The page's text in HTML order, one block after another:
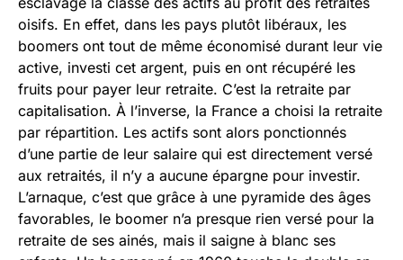
oisifs. En effet, dans les pays plutôt libéraux, les
boomers ont tout de même économisé durant leur vie
active, investi cet argent, puis en ont récupéré les
fruits pour payer leur retraite. C’est la retraite par
capitalisation. À l’inverse, la France a choisi la retraite
par répartition. Les actifs sont alors ponctionnés
d’une partie de leur salaire qui est directement versé
aux retraités, il n’y a aucune épargne pour investir.
L’arnaque, c’est que grâce à une pyramide des âges
favorables, le boomer n’a presque rien versé pour la
retraite de ses ainés, mais il saigne à blanc ses